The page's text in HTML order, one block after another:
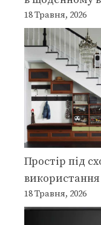
18 Травня, 2026
Простір під
використання
18 Травня, 2026